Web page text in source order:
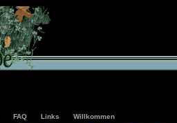
FAQ Links Willkommen